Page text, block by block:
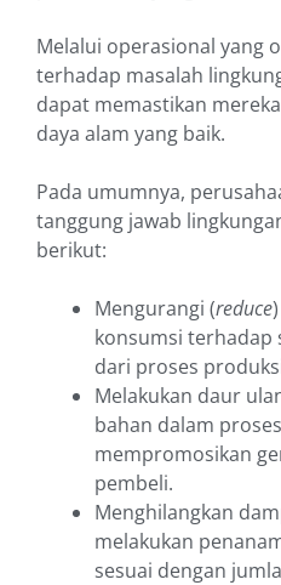
Melalui operasional yang
terhadap masalah
dapat memastikan
daya alam yang baik.
Pada umumnya,
tanggung jawab
berikut:
Mengurangi (reduce
konsumsi terhadap
dari proses
Melakukan daur
bahan dalam
mempromosikan
pembeli.
Menghilangkan
melakukan
sesuai dengan